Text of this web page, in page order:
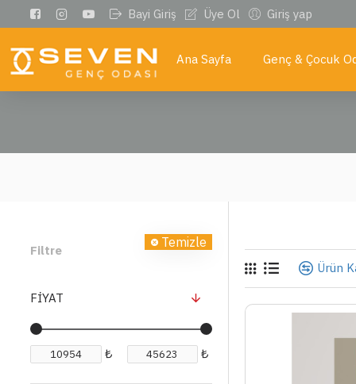
Bayi Giriş Üye Ol Giriş yap
Ana Sayfa Genç & Çocuk
Filtre Temizle
FIYAT
₺ ₺
Ürün